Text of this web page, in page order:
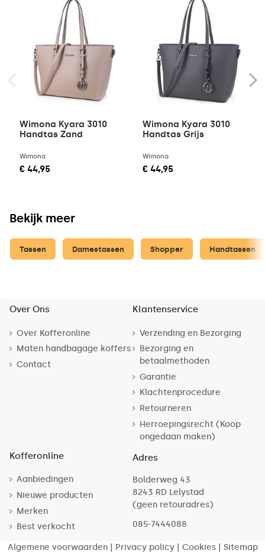
Wimona Kyara 3010
Handtas Zand
Wimona
€ 44,95
Wimona Kyara 3010
Handtas Grijs
Wimona
€ 44,95
Bekijk meer
Tassen Damestassen Shopper Handtassen
Over Ons
Over Kofferonline
Maten handbagage koffers
Contact
Klantenservice
Verzending en Bezorging
Bezorging en
betaalmethoden
Garantie
Klachtenprocedure
Retourneren
Herroepingsrecht (Koop
ongedaan maken)
Kofferonline
Aanbiedingen
Nieuwe producten
Merken
Best verkocht
Adres
Bolderweg 43
8243 RD Lelystad
(geen retouradres)
085-7444088
Algemene voorwaarden| Privacy policy| Cookies| Sitemap